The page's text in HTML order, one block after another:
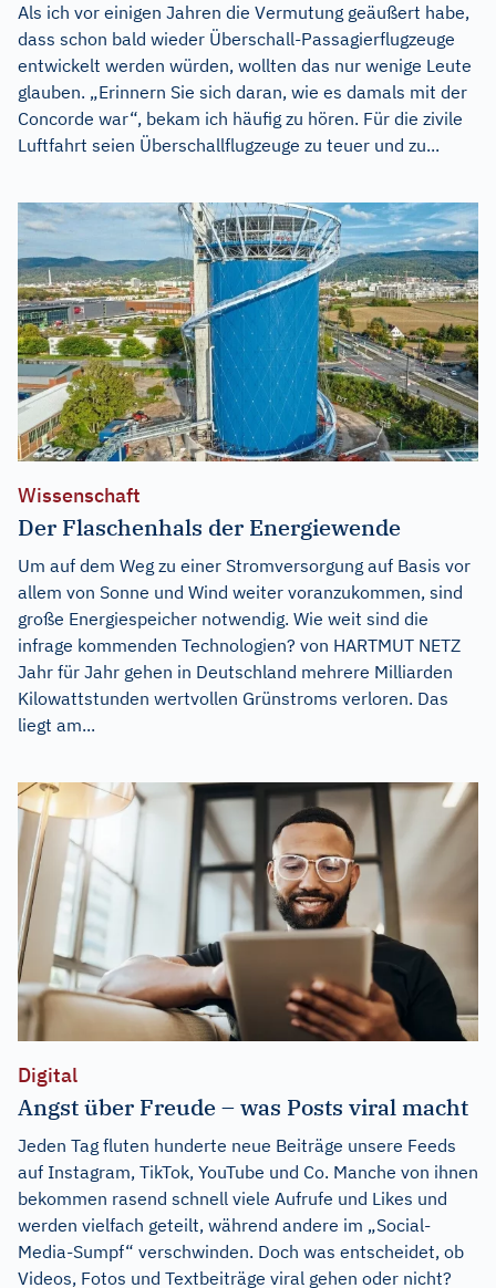
Als ich vor einigen Jahren die Vermutung geäußert habe,
dass schon bald wieder Überschall-Passagierflugzeuge
entwickelt werden würden, wollten das nur wenige Leute
glauben. „Erinnern Sie sich daran, wie es damals mit der
Concorde war“, bekam ich häufig zu hören. Für die zivile
Luftfahrt seien Überschallflugzeuge zu teuer und zu...
Wissenschaft
Der Flaschenhals der Energiewende
Um auf dem Weg zu einer Stromversorgung auf Basis vor
allem von Sonne und Wind weiter voranzukommen, sind
große Energiespeicher notwendig. Wie weit sind die
infrage kommenden Technologien? von HARTMUT NETZ
Jahr für Jahr gehen in Deutschland mehrere Milliarden
Kilowattstunden wertvollen Grünstroms verloren. Das
liegt am...
Digital
Angst über Freude – was Posts viral macht
Jeden Tag fluten hunderte neue Beiträge unsere Feeds
auf Instagram, TikTok, YouTube und Co. Manche von ihnen
bekommen rasend schnell viele Aufrufe und Likes und
werden vielfach geteilt, während andere im „Social-
Media-Sumpf“ verschwinden. Doch was entscheidet, ob
Videos, Fotos und Textbeiträge viral gehen oder nicht?